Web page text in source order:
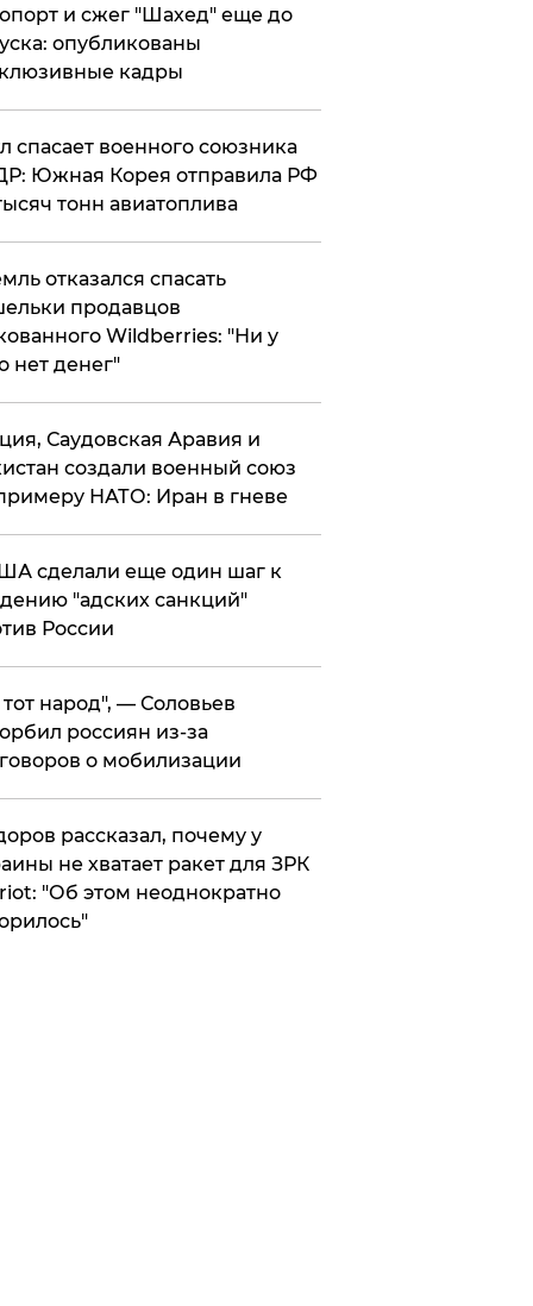
и сжег "Шахед" еще до
опубликованы
кадры
спасает военного союзника
Южная Корея отправила РФ
тонн авиатоплива
отказался спасать
продавцов
Wildberries: "Ни у
нет денег"
Саудовская Аравия и
создали военный союз
НАТО: Иран в гневе
сделали еще один шаг к
"адских санкций"
России
народ", — Соловьев
россиян из-за
о мобилизации
рассказал, почему у
не хватает ракет для ЗРК
"Об этом неоднократно